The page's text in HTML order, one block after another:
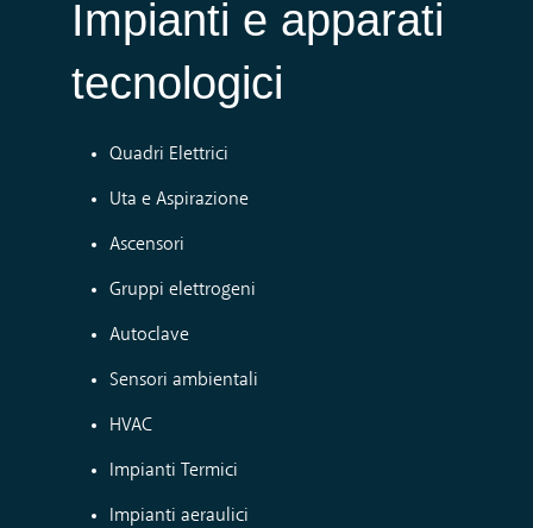
Impianti e apparati
tecnologici
Quadri Elettrici
Uta e Aspirazione
Ascensori
Gruppi elettrogeni
Autoclave
Sensori ambientali
HVAC
Impianti Termici
Impianti aeraulici